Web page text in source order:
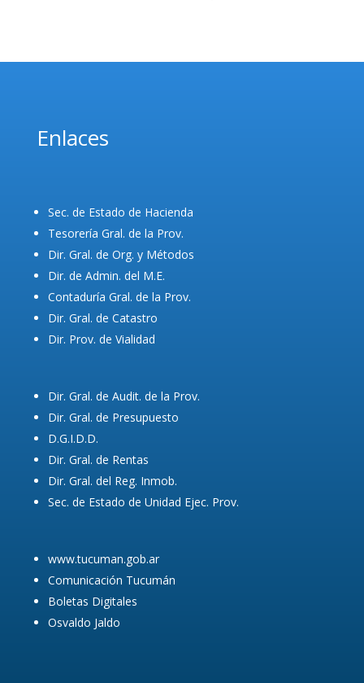
Enlaces
Sec. de Estado de Hacienda
Tesorería Gral. de la Prov.
Dir. Gral. de Org. y Métodos
Dir. de Admin. del M.E.
Contaduría Gral. de la Prov.
Dir. Gral. de Catastro
Dir. Prov. de Vialidad
Dir. Gral. de Audit. de la Prov.
Dir. Gral. de Presupuesto
D.G.I.D.D.
Dir. Gral. de Rentas
Dir. Gral. del Reg. Inmob.
Sec. de Estado de Unidad Ejec. Prov.
www.tucuman.gob.ar
Comunicación Tucumán
Boletas Digitales
Osvaldo Jaldo